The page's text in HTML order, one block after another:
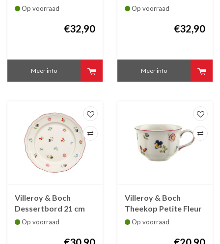
Fleur
Op voorraad
€32,90
Meer info
Fleur
Op voorraad
€32,90
Meer info
Villeroy & Boch
Dessertbord 21 cm
Petite Fleur
Op voorraad
Villeroy & Boch
Theekop Petite Fleur
Op voorraad